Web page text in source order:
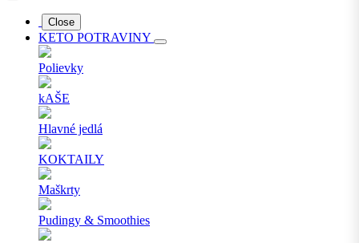
Close
KETO POTRAVINY
Polievky
kAŠE
Hlavné jedlá
KOKTAILY
Maškrty
Pudingy & Smoothies